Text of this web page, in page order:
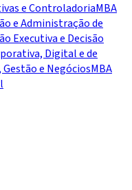
e ControladoriaMBA
e Administração de
Executiva e Decisão
Digital e de
e NegóciosMBA